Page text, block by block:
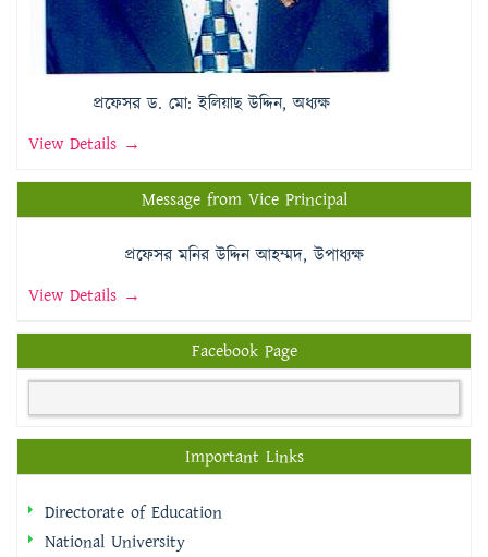
প্রফেসর ড. মো: ইলিয়াছ উদ্দিন, অধ্যক্ষ
View Details →
Message from Vice Principal
প্রফেসর মনির উদ্দিন আহম্মদ, উপাধ্যক্ষ
View Details →
Facebook Page
Important Links
Directorate of Education
National University